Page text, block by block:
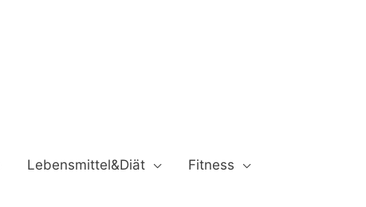
Lebensmittel&Diät Fitness